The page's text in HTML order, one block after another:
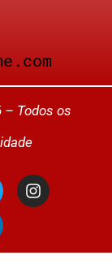
Todos os